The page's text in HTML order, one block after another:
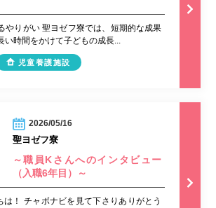
やりがい 聖ヨゼフ寮では、短期的な成果
い時間をかけて子どもの成長...
児童養護施設
2026/05/16
聖ヨゼフ寮
～職員Kさんへのインタビュー
（入職6年目）～
は！ チャボナビを見て下さりありがとう